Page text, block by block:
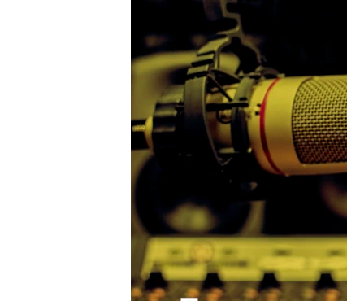
УКРАЇНСЬКА ПРОБЛЕМА КРИМУ